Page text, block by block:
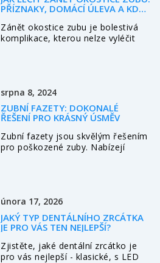
PŘÍZNAKY, DOMÁCÍ ÚLEVA A KDY
Zánět okostice zubu je bolestivá
komplikace, kterou nelze vyléčit
srpna 8, 2024
ZUBNÍ FAZETY: DOKONALÉ
ŘEŠENÍ PRO KRÁSNÝ ÚSMĚV
Zubní fazety jsou skvělým řešením
pro poškozené zuby. Nabízejí
jaké jsou jejich výhody a nevýhody
a pro koho jsou vhodné. Přinášíme
také několik tipů na jejich údržbu a
péči pro dlouhou životnost.
února 17, 2026
JAKÝ TYP DENTÁLNÍHO ZRCÁTKA
JE PRO VÁS TEN NEJLEPŠÍ?
Zjistěte, jaké dentální zrcátko je
pro vás nejlepší - klasické, s LED